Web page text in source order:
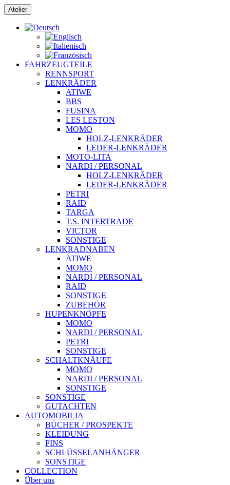
Zum
Inhalt
springen
Atelier
FAHRZEUGTEILE
RENNSPORT
LENKRÄDER
ATIWE
BBS
FUSINA
LES LESTON
MOMO
HOLZ-LENKRÄDER
LEDER-LENKRÄDER
MOTO-LITA
NARDI / PERSONAL
HOLZ-LENKRÄDER
LEDER-LENKRÄDER
PETRI
RAID
TARGA
T.S. INTERTRADE
VICTOR
SONSTIGE
LENKRADNABEN
ATIWE
MOMO
NARDI / PERSONAL
RAID
SONSTIGE
ZUBEHÖR
HUPENKNÖPFE
MOMO
NARDI / PERSONAL
PETRI
SONSTIGE
SCHALTKNÄUFE
MOMO
NARDI / PERSONAL
SONSTIGE
SONSTIGE
GUTACHTEN
AUTOMOBILIA
BÜCHER / PROSPEKTE
KLEIDUNG
PINS
SCHLÜSSELANHÄNGER
SONSTIGE
COLLECTION
Über uns